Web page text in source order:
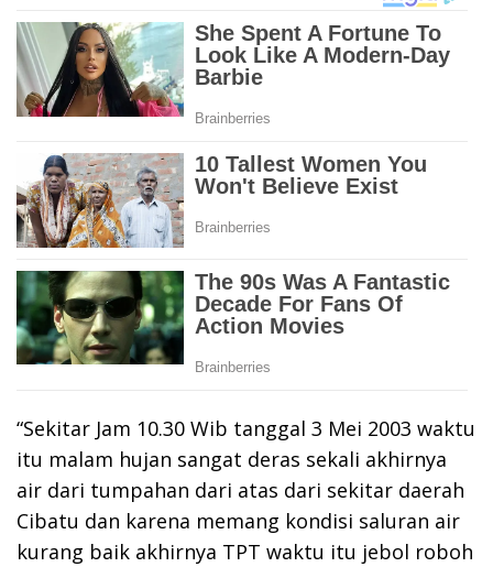
“Sekitar Jam 10.30 Wib tanggal 3 Mei 2003 waktu
itu malam hujan sangat deras sekali akhirnya
air dari tumpahan dari atas dari sekitar daerah
Cibatu dan karena memang kondisi saluran air
kurang baik akhirnya TPT waktu itu jebol roboh